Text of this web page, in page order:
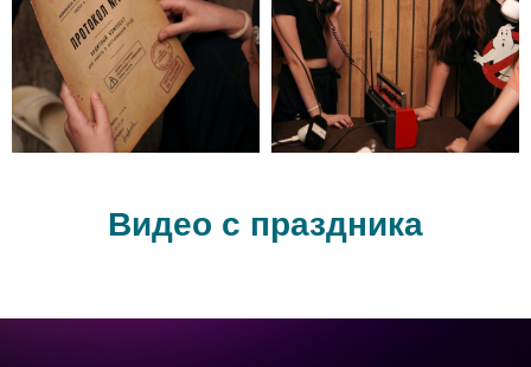
Видео с праздника